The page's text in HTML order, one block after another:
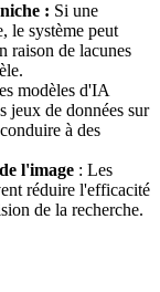
: Si une
le système peut
raison de lacunes
modèles d'IA
jeux de données sur
à des
l'image : Les
réduire l'efficacité
de la recherche.